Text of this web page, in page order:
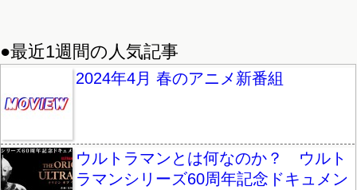
●最近1週間の人気記事
2024年4月 春のアニメ新番組
ウルトラマンとは何なのか？ ウルト
ラマンシリーズ60周年記念ドキュメン